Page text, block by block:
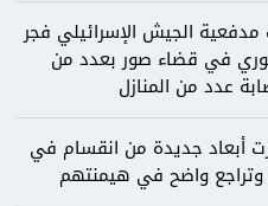
الجيش الإسرائيلي فجر
في قضاء صور بعدد من
عدد من المنازل
أبعاد جديدة من انقسام في
وتراجع واضح في هيمنتهم